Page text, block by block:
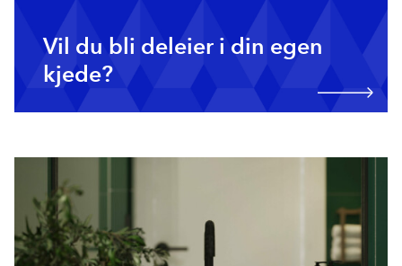
Vil du bli deleier i din egen
kjede?